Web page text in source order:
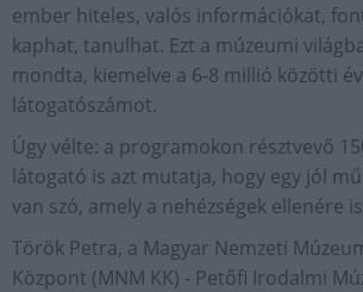
ember hiteles, valós információkat,
kaphat, tanulhat. Ezt a múzeumi
mondta, kiemelve a 6-8 millió közötti
látogatószámot.
Úgy vélte: a programokon résztvevő
látogató is azt mutatja, hogy egy jól
van szó, amely a nehézségek ellenére
Török Petra, a Magyar Nemzeti
Központ (MNM KK) - Petőfi Irodalmi